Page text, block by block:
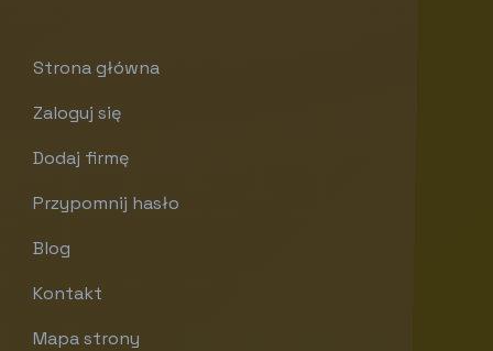
Strona główna
Zaloguj się
Dodaj firmę
Przypomnij hasło
Blog
Kontakt
Mapa strony